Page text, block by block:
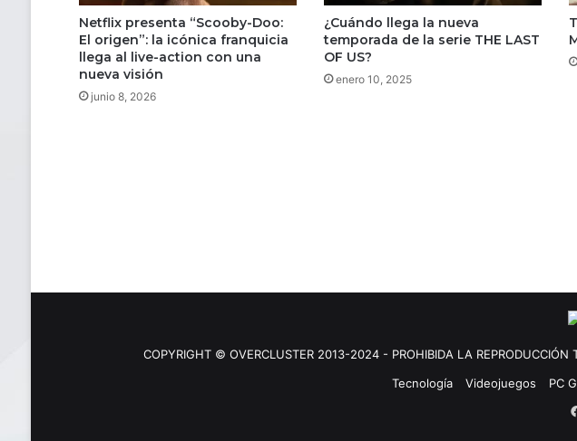
Netflix presenta “Scooby-Doo:
El origen”: la icónica franquicia
llega al live-action con una
nueva visión
junio 8, 2026
¿Cuándo llega la nueva
temporada de la serie THE LAST
OF US?
enero 10, 2025
COPYRIGHT © OVERCLUSTER 2013-2024 - PROHIBIDA LA REPRODUCCIÓN
Tecnología
Videojuegos PC